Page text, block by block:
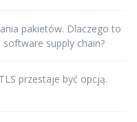
pakietów. Dlaczego to
software supply chain?
przestaje być opcją.